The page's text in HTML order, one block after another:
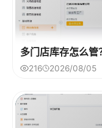
多门店库存怎么
216 2026/08/05